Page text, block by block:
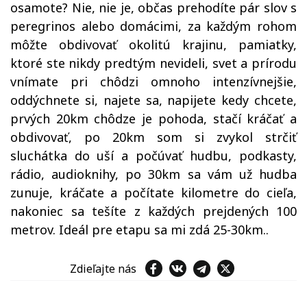
osamote? Nie, nie je, občas prehodíte pár slov s
peregrinos alebo domácimi, za každým rohom
môžte obdivovať okolitú krajinu, pamiatky,
ktoré ste nikdy predtým nevideli, svet a prírodu
vnímate pri chôdzi omnoho intenzívnejšie,
oddýchnete si, najete sa, napijete kedy chcete,
prvých 20km chôdze je pohoda, stačí kráčať a
obdivovať, po 20km som si zvykol strčiť
sluchátka do uší a počúvať hudbu, podkasty,
rádio, audioknihy, po 30km sa vám už hudba
zunuje, kráčate a počítate kilometre do cieľa,
nakoniec sa tešíte z každých prejdených 100
metrov. Ideál pre etapu sa mi zdá 25-30km..
Zdieľajte nás